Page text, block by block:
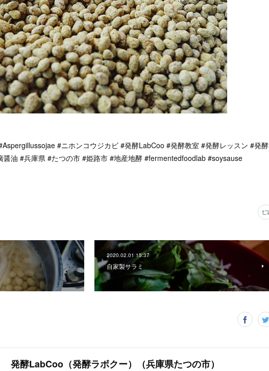
#ニホンコウジカビ #発酵LabCoo #発酵教室 #発酵レッスン #発酵
醤油 #兵庫県 #たつの市 #姫路市 #地産地酵 #fermentedfoodlab #soysause
2020.02.01 15:37
自家製サラミ
発酵LabCoo（発酵ラボクー）（兵庫県たつの市）